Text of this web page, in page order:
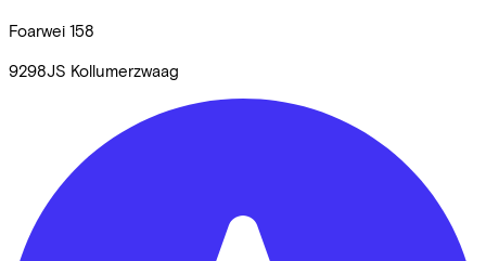
Foarwei 158
9298JS Kollumerzwaag